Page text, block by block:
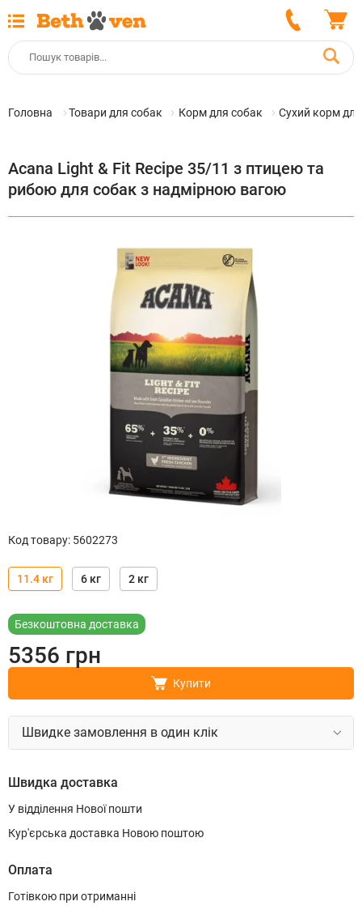
Головна Товари для собак Корм для собак Сухий корм
Acana Light & Fit Recipe 35/11 з птицею та
рибою для собак з надмірною вагою
Код товару: 5602273
11.4 кг 6 кг 2 кг
Безкоштовна доставка
5356 грн
Купити
Швидке замовлення в один клік
Швидка доставка
У відділення Нової пошти
Кур'єрська доставка Новою поштою
Оплата
Готівкою при отриманні